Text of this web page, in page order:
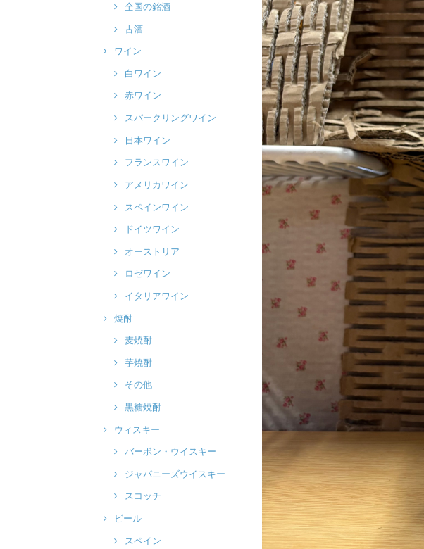
全国の銘酒
古酒
ワイン
白ワイン
赤ワイン
スパークリングワイン
日本ワイン
フランスワイン
アメリカワイン
スペインワイン
ドイツワイン
オーストリア
ロゼワイン
イタリアワイン
焼酎
麦焼酎
芋焼酎
その他
黒糖焼酎
ウィスキー
バーボン・ウイスキー
ジャパニーズウイスキー
スコッチ
ビール
スペイン